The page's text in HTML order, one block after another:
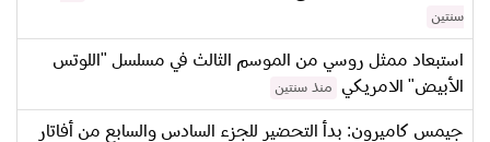
سنتين
استبعاد ممثل روسي من الموسم الثالث في مسلسل "اللوتس
الأبيض" الامريكي
منذ سنتين
جيمس كاميرون: بدأ التحضير للجزء السادس والسابع من أفاتار